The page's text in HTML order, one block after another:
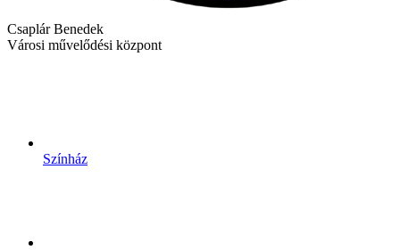
Csaplár Benedek
Városi művelődési központ
Színház